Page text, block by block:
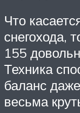
Что
снегохода,
155
Техника
баланс
весьма